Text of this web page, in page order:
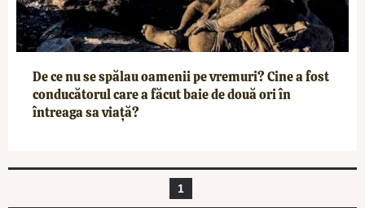
De ce nu se spălau oamenii pe vremuri? Cine a fost
conducătorul care a făcut baie de două ori în
întreaga sa viață?
1